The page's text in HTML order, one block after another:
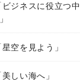
ジネスに役立つ中
空を見よう」
しい海へ」